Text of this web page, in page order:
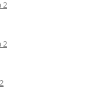
2
2